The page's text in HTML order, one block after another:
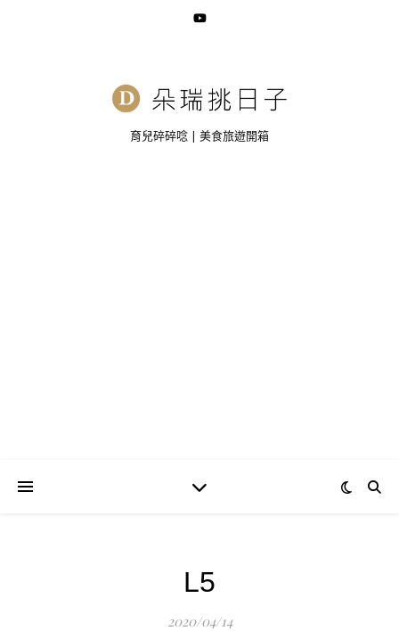
育兒碎碎唸 | 美食旅遊開箱
L5
2020/04/14